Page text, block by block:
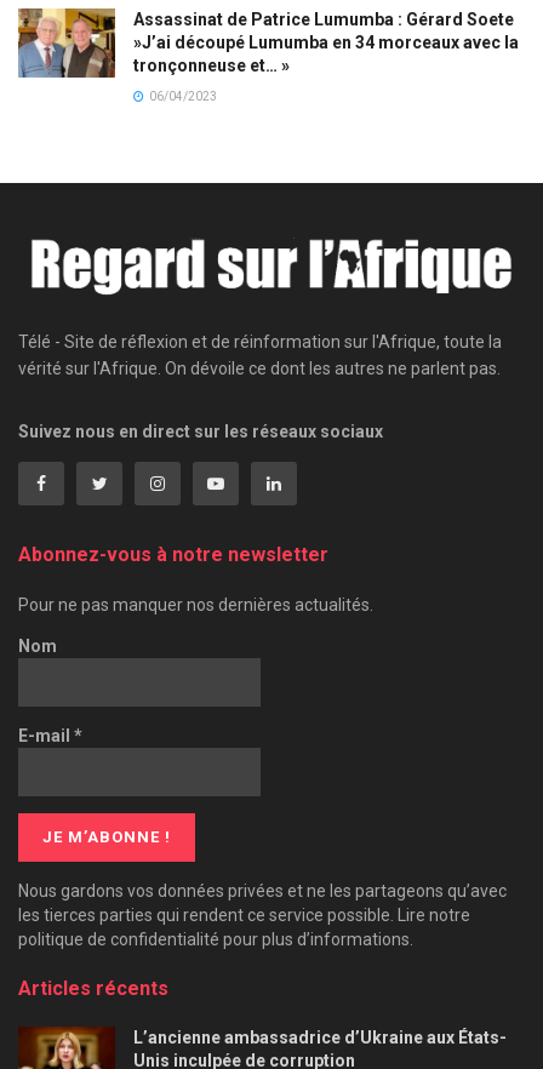
Assassinat de Patrice Lumumba : Gérard Soete
»J’ai découpé Lumumba en 34 morceaux avec la
tronçonneuse et… »
06/04/2023
Télé - Site de réflexion et de réinformation sur l'Afrique, toute la
vérité sur l'Afrique. On dévoile ce dont les autres ne parlent pas.
Suivez nous en direct sur les réseaux sociaux
Abonnez-vous à notre newsletter
Pour ne pas manquer nos dernières actualités.
Nom
E-mail *
Nous gardons vos données privées et ne les partageons qu’avec
les tierces parties qui rendent ce service possible. Lire notre
politique de confidentialité pour plus d’informations.
Articles récents
L’ancienne ambassadrice d’Ukraine aux États-
Unis inculpée de corruption